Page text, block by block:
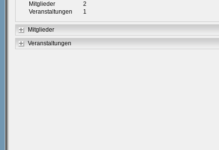
Mitglieder
2
Veranstaltungen
1
Mitglieder
Veranstaltungen